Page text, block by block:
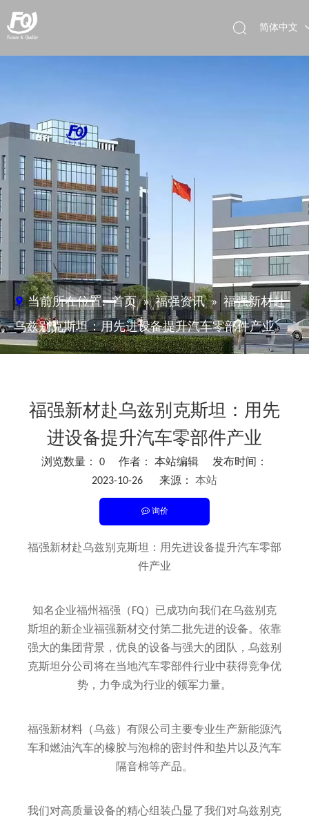
简体中文
当前所在位置: 首页 » 福强资讯 » 福强新材赴
乌兹别克斯坦：用先进设备提升汽车零部件产业
福强新材赴乌兹别克斯坦：用先
进设备提升汽车零部件产业
浏览数量： 0 作者： 本站编辑 发布时间：
2023-10-26 来源： 本站
询价
福强新材赴乌兹别克斯坦：用先进设备提升汽车零部
件产业
知名企业福州福强（FQ）已成功向我们在乌兹别克
斯坦的新企业福强新材交付第二批先进的设备。依靠
强大的集团背景，优良的设备与强大的团队，乌兹别
克斯坦分公司将在当地汽车零部件行业中获得竞争优
势，力争成为行业的领军力量。
福强新材料（乌兹）有限公司主要专业生产新能源汽
车和燃油汽车的橡胶与泡棉的密封件和垫片以及汽车
隔音棉等产品。
我们对高质量设备的精心组装凸显了我们对乌兹别克